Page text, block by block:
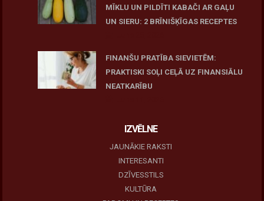
MĪKLU UN PILDĪTI KABAČI AR GAĻU
UN SIERU: 2 BRĪNIŠĶĪGAS RECEPTES
FINANŠU PRATĪBA SIEVIETĒM:
PRAKTISKI SOĻI CEĻĀ UZ FINANSIĀLU
NEATKARĪBU
IZVĒLNE
JAUNĀKIE RAKSTI
INTERESANTI
DZĪVESSTILS
KULTŪRA